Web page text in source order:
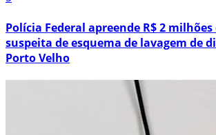
Polícia Federal apreende R$ 2
suspeita de esquema de lavagem de
Porto Velho